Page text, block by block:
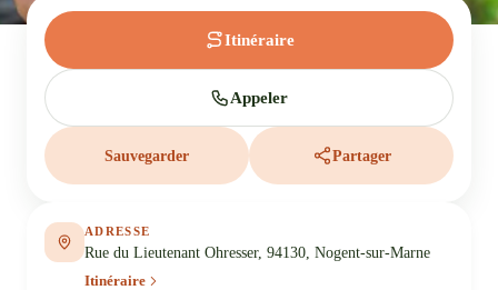
Itinéraire
Appeler
Sauvegarder Partager
ADRESSE
Rue du Lieutenant Ohresser, 94130, Nogent-sur-Marne
Itinéraire